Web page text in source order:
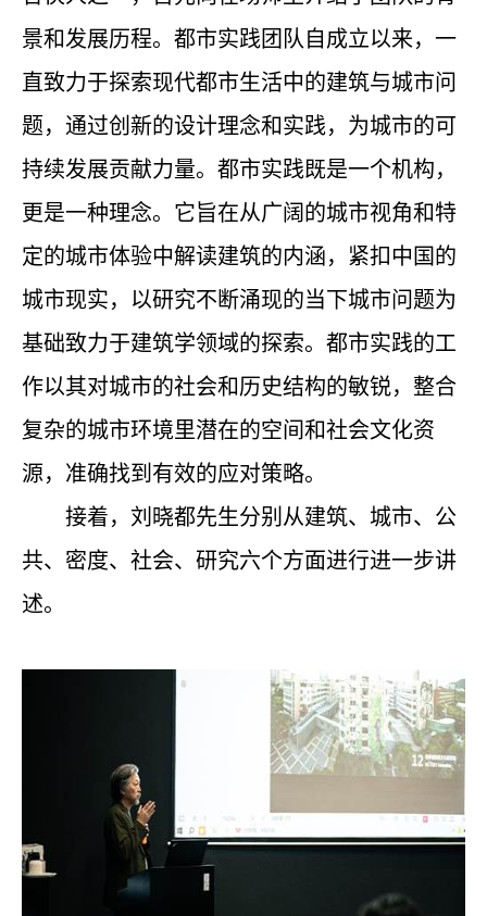
景和发展历程。都市实践团队自成立以来，一
直致力于探索现代都市生活中的建筑与城市问
题，通过创新的设计理念和实践，为城市的可
持续发展贡献力量。都市实践既是⼀个机构，
更是⼀种理念。它旨在从⼴阔的城市视⻆和特
定的城市体验中解读建筑的内涵，紧扣中国的
城市现实，以研究不断涌现的当下城市问题为
基础致⼒于建筑学领域的探索。都市实践的⼯
作以其对城市的社会和历史结构的敏锐，整合
复杂的城市环境⾥潜在的空间和社会⽂化资
源，准确找到有效的应对策略。
接着，刘晓都先生分别从建筑、城市、公
共、密度、社会、研究六个方面进行进一步讲
述。